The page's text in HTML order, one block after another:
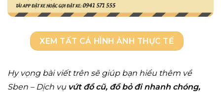
XEM TẤT CẢ HÌNH ẢNH THỰC TẾ
Hy vọng bài viết trên sẽ giúp bạn hiểu thêm về
Sben – Dịch vụ vứt đồ cũ, đồ bỏ đi nhanh chóng,